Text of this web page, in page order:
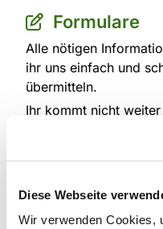
Diese Webseite
Wir verwenden Cookies,
 Formulare
Alle nötigen
ihr uns einfach und
übermitteln.
Ihr kommt nicht